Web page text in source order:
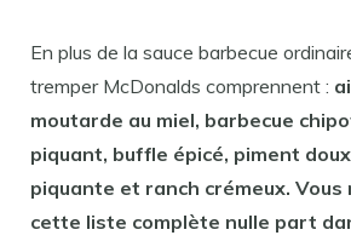
En plus de la sauce barbecue
tremper McDonalds comprennent :
moutarde au miel, barbecue
piquant, buffle épicé, piment
piquante et ranch crémeux.
cette liste complète nulle part